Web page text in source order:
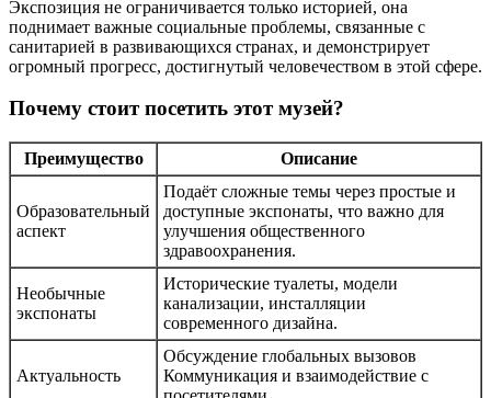
Экспозиция не ограничивается только историей, она
поднимает важные социальные проблемы, связанные с
санитарией в развивающихся странах, и демонстрирует
огромный прогресс, достигнутый человечеством в этой сфере.
Почему стоит посетить этот музей?
Преимущество Описание
Образовательный
аспект
Подаёт сложные темы через простые и
доступные экспонаты, что важно для
улучшения общественного
здравоохранения.
Необычные
экспонаты
Исторические туалеты, модели
канализации, инсталляции
современного дизайна.
Актуальность
Обсуждение глобальных вызовов
Коммуникация и взаимодействие с